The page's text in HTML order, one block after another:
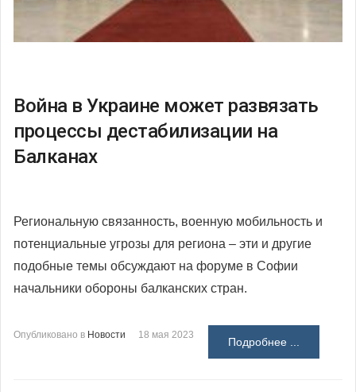
Война в Украине может развязать
процессы дестабилизации на
Балканах
Региональную связанность, военную мобильность и
потенциальные угрозы для региона – эти и другие
подобные темы обсуждают на форуме в Софии
начальники обороны балканских стран.
Опубликовано в Новости 18 мая 2023
Подробнее ...